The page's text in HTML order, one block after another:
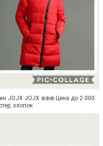
JOJX JOJX ❄️❄️❄️ Цена до 2 000
хлопок